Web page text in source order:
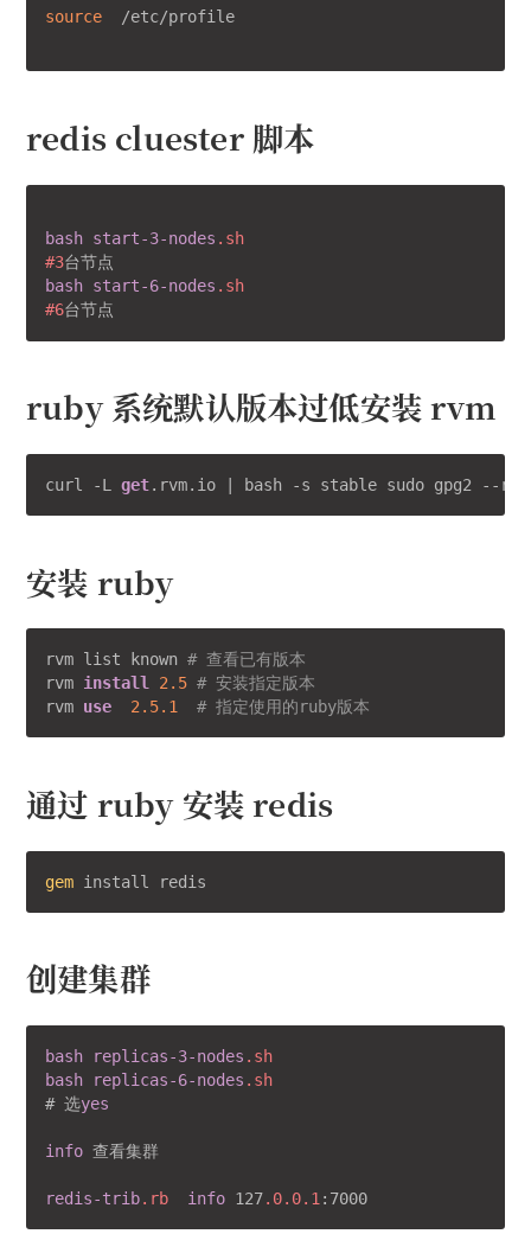
source
  /etc/profile
redis cluester 脚本
bash start-3-nodes .sh
#3
bash start-6-nodes .sh
#6
ruby 系统默认版本过低安装 rvm
curl -L get.rvm.io | bash -s stable sudo gpg2 --
安装 ruby
rvm list known # 查看已有版本
rvm install 2.5 # 安装指定版本
rvm use 2.5.1 # 指定使用的ruby版本
通过 ruby 安装 redis
gem
创建集群
bash replicas-3-nodes .sh
bash
replicas-6-nodes .sh
# 选yes
info 查看集群
redis-trib.rb info 127.0.0.1:7000